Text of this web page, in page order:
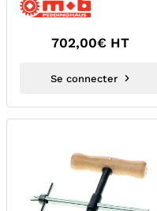
702,00€ HT
Se connecter